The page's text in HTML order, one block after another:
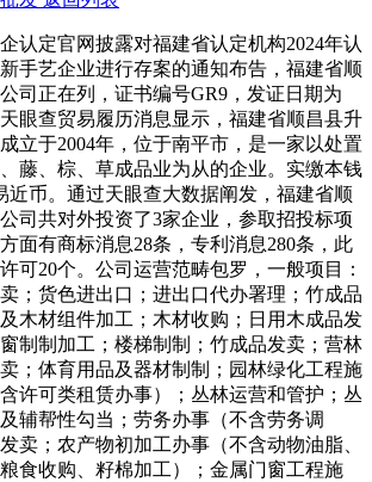
定官网披露对福建省认定机构2024年认
手艺企业进行存案的通知布告，福建省顺
司正在列，证书编号GR9，发证日期为
眼查贸易履历消息显示，福建省顺昌县升
立于2004年，位于南平市，是一家以处置
藤、棕、草成品业为从的企业。实缴本钱
近币。通过天眼查大数据阐发，福建省顺
司共对外投资了3家企业，参取招投标项
面有商标消息28条，专利消息280条，此
可20个。公司运营范畴包罗，一般项目：
；货色进出口；进出口代办署理；竹成品
木材组件加工；木材收购；日用木成品发
制制加工；楼梯制制；竹成品发卖；营林
；体育用品及器材制制；园林绿化工程施
许可类租赁办事）；丛林运营和管护；丛
辅帮性勾当；劳务办事（不含劳务调
卖；农产物初加工办事（不含动物油脂、
食收购、籽棉加工）；金属门窗工程施